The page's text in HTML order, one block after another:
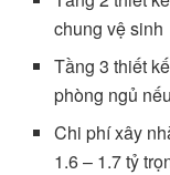
chung vệ sinh
Tầng 3 thiết
phòng ngủ
Chi phí xây
1.6 – 1.7 tỷ